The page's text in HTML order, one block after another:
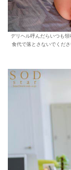
デリヘル呼んだらいつも
食代で落とさないでくだ